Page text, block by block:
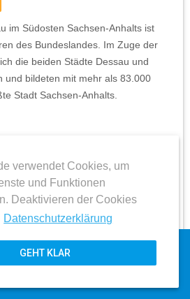
verwendet Cookies, um
und Funktionen
Deaktivieren der Cookies
Datenschutzerklärung
GEHT KLAR
im Südosten Sachsen-Anhalts ist
des Bundeslandes. Im Zuge der
die beiden Städte Dessau und
und bildeten mit mehr als 83.000
Stadt Sachsen-Anhalts.
erstmals als Handelsplatz an der
urkundlich erwähnt und
einer Ackerbürgerstadt. Ab dem
Residenzstadt der Fürsten von
ihrer Residenz ließen die
Schloss umbauen und die
der geringen
der Stadt eng mit der des
verknüpft.
AGB